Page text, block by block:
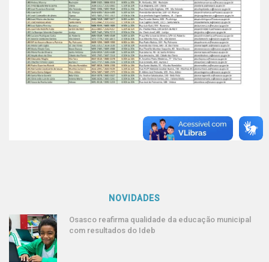
NOVIDADES
Osasco reafirma qualidade da educação municipal
com resultados do Ideb